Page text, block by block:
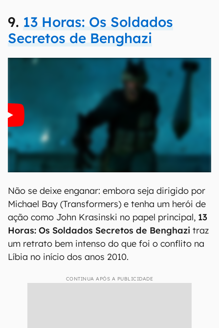
9. 13 Horas: Os Soldados
Secretos de Benghazi
Não se deixe enganar: embora seja dirigido por
Michael Bay (Transformers) e tenha um herói de
ação como John Krasinski no papel principal, 13
Horas: Os Soldados Secretos de Benghazi traz
um retrato bem intenso do que foi o conflito na
Líbia no início dos anos 2010.
CONTINUA APÓS A PUBLICIDADE